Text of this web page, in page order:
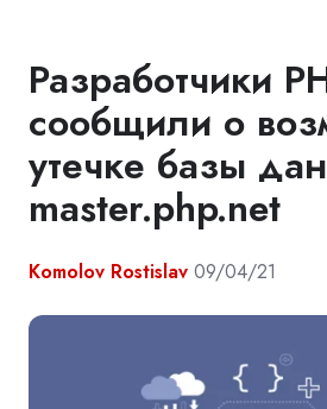
Разработчики
сообщили о
утечке базы
master.php.net
Komolov Rostislav 09/04/21